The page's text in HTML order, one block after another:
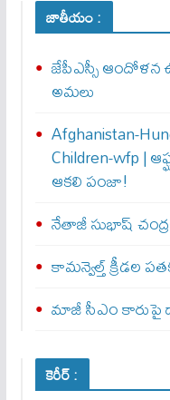
జాతీయం :
జేపీఎస్సీ ఆందోళన
అమలు
Afghanistan-
Children-wfp |
ఆకలి పంజా!
నేతాజీ సుభాష్
కామన్వెల్త్‌ క్రీడల
మాజీ సీఎం కారుపై
కెరీర్ :